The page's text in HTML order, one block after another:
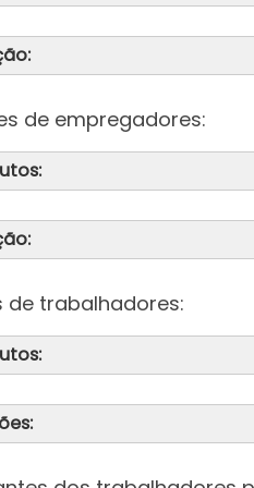
de empregadores:
de trabalhadores: